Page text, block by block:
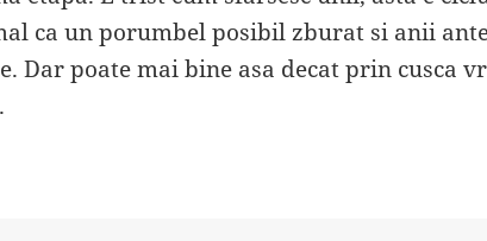
ca un porumbel posibil zburat si anii
Dar poate mai bine asa decat prin cusca